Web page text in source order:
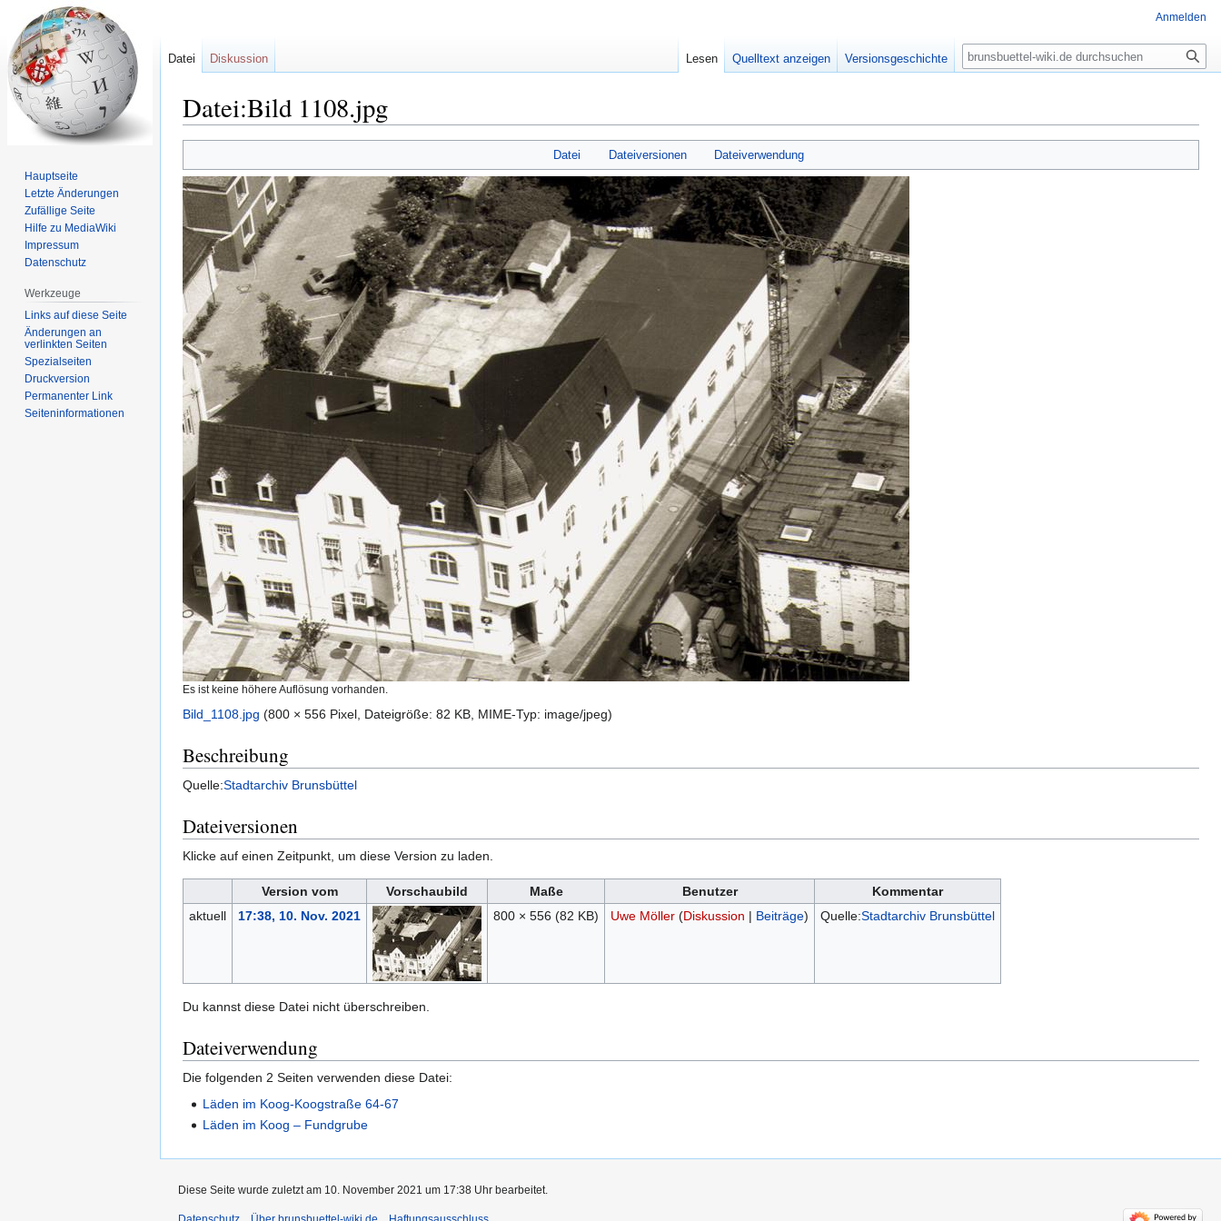
Datei:Bild 1108.jpg
Navigation
springen
Suche
springen
Datei Dateiversionen Dateiverwendung
Es ist keine höhere Auflösung vorhanden.
Bild_1108.jpg (800 × 556 Pixel, Dateigröße: 82 KB, MIME-Typ: image/jpeg)
Beschreibung
Quelle:Stadtarchiv Brunsbüttel
Dateiversionen
Klicke auf einen Zeitpunkt, um diese Version zu laden.
Version vom Vorschaubild Maße Benutzer
Kommentar
aktuell
17:38, 10. Nov. 2021 800 × 556 (82 KB) Uwe Möller (Diskussion | Beiträge) Quelle:Stadtarchiv Brunsbüttel
Du kannst diese Datei nicht überschreiben.
Dateiverwendung
Die folgenden 2 Seiten verwenden diese Datei:
Läden im Koog-Koogstraße 64-67
Läden im Koog – Fundgrube
Anmelden
Datei Diskussion Lesen Quelltext anzeigen Versionsgeschichte
Suche
Hauptseite
Letzte Änderungen
Zufällige Seite
Hilfe zu MediaWiki
Impressum
Datenschutz
Werkzeuge
Links auf diese Seite
Änderungen an
verlinkten Seiten
Spezialseiten
Druckversion
Permanenter Link
Seiten­informationen
Diese Seite wurde zuletzt am 10. November 2021 um 17:38 Uhr bearbeitet.